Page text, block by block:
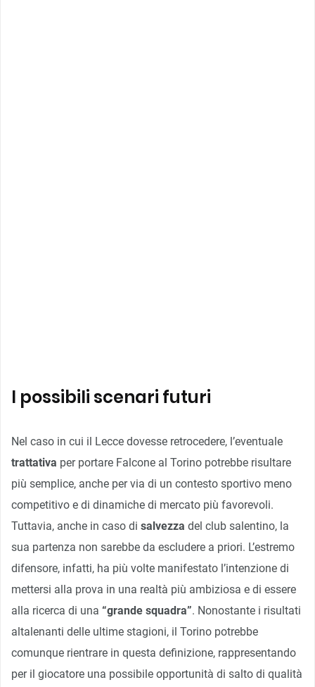
I possibili scenari futuri
Nel caso in cui il Lecce dovesse retrocedere, l’eventuale
trattativa per portare Falcone al Torino potrebbe risultare
più semplice, anche per via di un contesto sportivo meno
competitivo e di dinamiche di mercato più favorevoli.
Tuttavia, anche in caso di salvezza del club salentino, la
sua partenza non sarebbe da escludere a priori. L’estremo
difensore, infatti, ha più volte manifestato l’intenzione di
mettersi alla prova in una realtà più ambiziosa e di essere
alla ricerca di una “grande squadra”. Nonostante i risultati
altalenanti delle ultime stagioni, il Torino potrebbe
comunque rientrare in questa definizione, rappresentando
per il giocatore una possibile opportunità di salto di qualità